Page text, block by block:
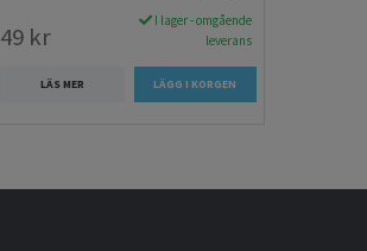
49 kr
I lager - omgående
leverans
LÄS MER